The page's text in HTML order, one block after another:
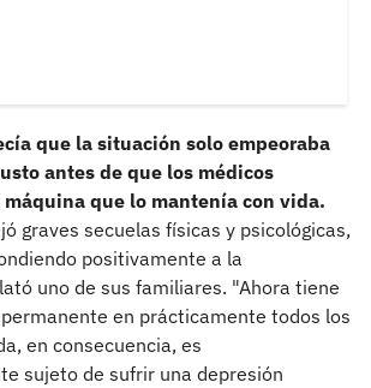
que la situación solo empeoraba
antes de que los médicos
que lo mantenía con vida.
graves secuelas físicas y psicológicas,
positivamente a la
uno de sus familiares. "Ahora tiene
en prácticamente todos los
en consecuencia, es
sujeto de sufrir una depresión